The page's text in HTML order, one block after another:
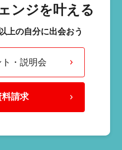
ンジを叶える
上の自分に出会おう
ト・説明会
料請求